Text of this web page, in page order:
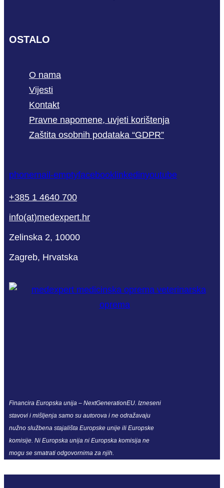
OSTALO
O nama
Vijesti
Kontakt
Pravne napomene, uvjeti korištenja
Zaštita osobnih podataka “GDPR”
phonemail-emptyfacebooklinkedinyoutube
+385 1 4640 700
info(at)medexpert.hr
Zelinska 2, 10000
Zagreb, Hrvatska
Financira Europska unija – NextGenerationEU. Izneseni
stavovi i mišljenja samo su autorova i ne odražavaju
nužno službena stajališta Europske unije ili Europske
komisije. Ni Europska unija ni Europska komisija ne
mogu se smatrati odgovornima za njih.